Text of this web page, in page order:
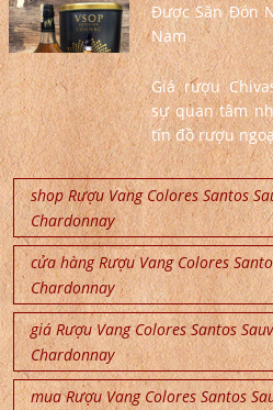
Được Săn Đón
Nam
Giá rượu
sự quan tâm
tín đồ rượu
shop Rượu Vang Colores Santos
Chardonnay
cửa hàng Rượu Vang Colores
Chardonnay
giá Rượu Vang Colores Santos
Chardonnay
mua Rượu Vang Colores Santos